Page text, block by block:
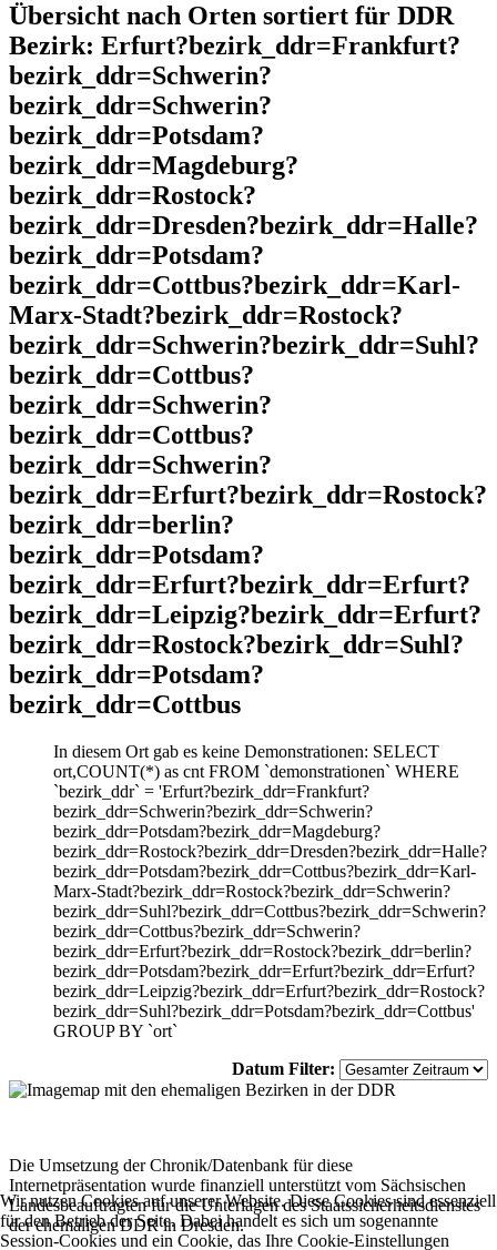
Übersicht nach Orten sortiert für DDR
Bezirk: Erfurt?bezirk_ddr=Frankfurt?
bezirk_ddr=Schwerin?
bezirk_ddr=Schwerin?
bezirk_ddr=Potsdam?
bezirk_ddr=Magdeburg?
bezirk_ddr=Rostock?
bezirk_ddr=Dresden?bezirk_ddr=Halle?
bezirk_ddr=Potsdam?
bezirk_ddr=Cottbus?bezirk_ddr=Karl-
Marx-Stadt?bezirk_ddr=Rostock?
bezirk_ddr=Schwerin?bezirk_ddr=Suhl?
bezirk_ddr=Cottbus?
bezirk_ddr=Schwerin?
bezirk_ddr=Cottbus?
bezirk_ddr=Schwerin?
bezirk_ddr=Erfurt?bezirk_ddr=Rostock?
bezirk_ddr=berlin?
bezirk_ddr=Potsdam?
bezirk_ddr=Erfurt?bezirk_ddr=Erfurt?
bezirk_ddr=Leipzig?bezirk_ddr=Erfurt?
bezirk_ddr=Rostock?bezirk_ddr=Suhl?
bezirk_ddr=Potsdam?
bezirk_ddr=Cottbus
In diesem Ort gab es keine Demonstrationen: SELECT
ort,COUNT(*) as cnt FROM `demonstrationen` WHERE
`bezirk_ddr` = 'Erfurt?bezirk_ddr=Frankfurt?
bezirk_ddr=Schwerin?bezirk_ddr=Schwerin?
bezirk_ddr=Potsdam?bezirk_ddr=Magdeburg?
bezirk_ddr=Rostock?bezirk_ddr=Dresden?bezirk_ddr=Halle?
bezirk_ddr=Potsdam?bezirk_ddr=Cottbus?bezirk_ddr=Karl-
Marx-Stadt?bezirk_ddr=Rostock?bezirk_ddr=Schwerin?
bezirk_ddr=Suhl?bezirk_ddr=Cottbus?bezirk_ddr=Schwerin?
bezirk_ddr=Cottbus?bezirk_ddr=Schwerin?
bezirk_ddr=Erfurt?bezirk_ddr=Rostock?bezirk_ddr=berlin?
bezirk_ddr=Potsdam?bezirk_ddr=Erfurt?bezirk_ddr=Erfurt?
bezirk_ddr=Leipzig?bezirk_ddr=Erfurt?bezirk_ddr=Rostock?
bezirk_ddr=Suhl?bezirk_ddr=Potsdam?bezirk_ddr=Cottbus'
GROUP BY `ort`
Datum Filter:
Die Umsetzung der Chronik/Datenbank für diese
Internetpräsentation wurde finanziell unterstützt vom Sächsischen
Landesbeauftragten für die Unterlagen des Staatssicherheitsdienstes
der ehemaligen DDR in Dresden.
Wir nutzen Cookies auf unserer Website. Diese Cookies sind essenziell
für den Betrieb der Seite. Dabei handelt es sich um sogenannte
Session-Cookies und ein Cookie, das Ihre Cookie-Einstellungen